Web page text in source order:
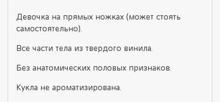
Девочка на прямых ножках (может стоять
самостоятельно).
Все части тела из твердого винила.
Без анатомических половых признаков.
Кукла не ароматизирована.